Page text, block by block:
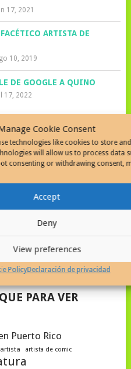
Cookie Consent
technologies like cookies to store
will allow us to process data
consenting or withdrawing consent,
Accept
Deny
View preferences
PolicyDeclaración de privacidad
17, 2021
ARTISTA DE
10, 2019
DE GOOGLE A QUINO
17, 2022
escribe cuentos cortos y
en todo momento una
llena de dibujos a tinta.
de gestión social y
PARA VER
Puerto Rico
artista artista de comic